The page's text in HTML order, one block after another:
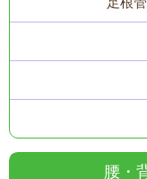
腰・